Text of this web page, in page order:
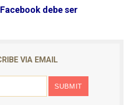
debe ser
VIA EMAIL